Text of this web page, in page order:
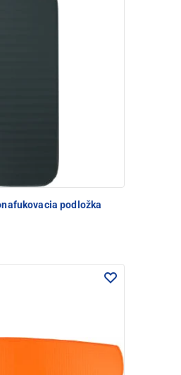
podložka